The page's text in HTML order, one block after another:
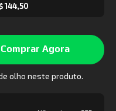
144,50
Comprar Agora
olho neste produto.